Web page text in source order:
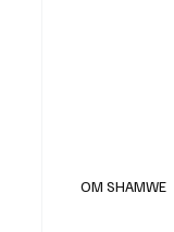
OM SHAMWE